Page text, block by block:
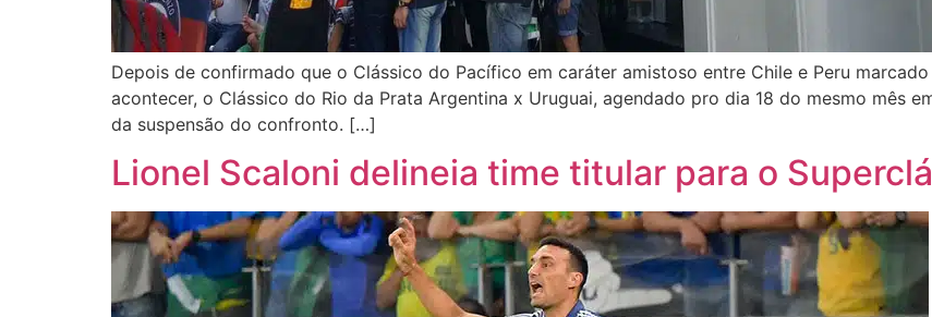
Depois de confirmado que o Clássico do Pacífico em caráter amistoso entre Chile e Peru
acontecer, o Clássico do Rio da Prata Argentina x Uruguai, agendado pro dia 18 do mesmo mês
da suspensão do confronto. […]
Lionel Scaloni delineia time titular para o